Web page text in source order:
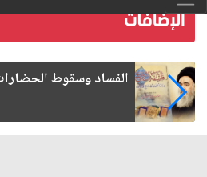
رواتب الموظفين على